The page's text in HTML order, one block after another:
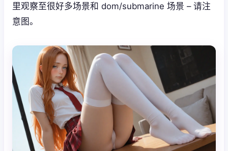
里观察至很好多场景和 dom/submarine 场景 – 请注
意图。